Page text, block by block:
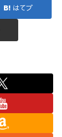
はてブ